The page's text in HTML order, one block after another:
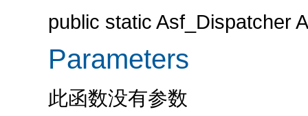
public static Asf_Dispatcher
Parameters
此函数没有参数